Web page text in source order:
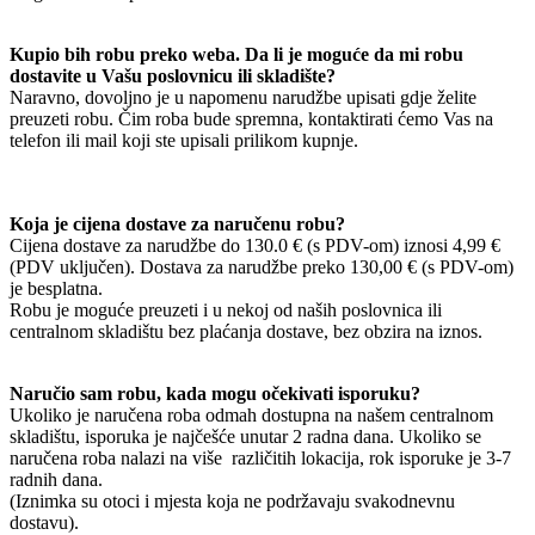
Kupio bih robu preko weba. Da li je moguće da mi robu
dostavite u Vašu poslovnicu ili skladište?
Naravno, dovoljno je u napomenu narudžbe upisati gdje želite
preuzeti robu. Čim roba bude spremna, kontaktirati ćemo Vas na
telefon ili mail koji ste upisali prilikom kupnje.
Koja je cijena dostave za naručenu robu?
Cijena dostave za narudžbe do 130.0 € (s PDV-om) iznosi 4,99 €
(PDV uključen). Dostava za narudžbe preko 130,00 € (s PDV-om)
je besplatna.
Robu je moguće preuzeti i u nekoj od naših poslovnica ili
centralnom skladištu bez plaćanja dostave, bez obzira na iznos.
Naručio sam robu, kada mogu očekivati isporuku?
Ukoliko je naručena roba odmah dostupna na našem centralnom
skladištu, isporuka je najčešće unutar 2 radna dana. Ukoliko se
naručena roba nalazi na više različitih lokacija, rok isporuke je 3-7
radnih dana.
(Iznimka su otoci i mjesta koja ne podržavaju svakodnevnu
dostavu).